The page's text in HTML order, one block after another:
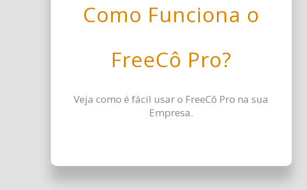
Como Funciona o
FreeCô Pro?
Veja como é fácil usar o FreeCô Pro na sua
Empresa.